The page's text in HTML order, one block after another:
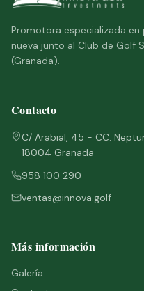
Promotora especializada en
nueva junto al Club de Golf
(Granada).
Contacto
C/ Arabial, 45 - CC.
18004 Granada
958 100 290
ventas@innova.golf
Más información
Galería